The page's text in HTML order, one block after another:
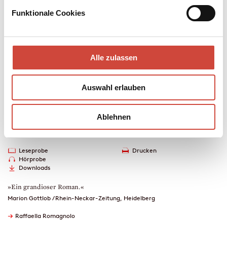
Funktionale Cookies
Alle zulassen
Auswahl erlauben
Ablehnen
di Dentro. Gilla hofft auf einen Neuanfang für ihren Schützling. Mit
den einfachen Mitteln einer Lehrerin versucht sie, Francescas Welt
Hardcover Leinen
erschienen am 25. September 2024
978-3-257-07310-2
€ (D) 25.00 / sFr 34.00* / € (A) 25.70
Auch erhältlich als
Leseprobe
Hörprobe
Downloads
Drucken
»Ein grandioser Roman.«
Marion Gottlob / Rhein-Neckar-Zeitung, Heidelberg
→ Raffaella Romagnolo